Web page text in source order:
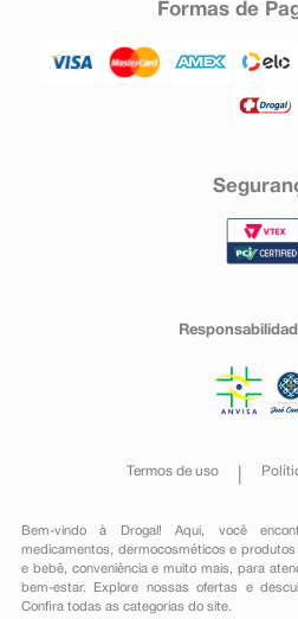
Formas de
Termos de uso
Bem-vindo à Drogal! Aqui, você
medicamentos , dermocosméticos e produtos
e bebê, conveniênciae muito mais, para
bem-estar. Explore nossas ofertas e
Confira todas as categorias do site.